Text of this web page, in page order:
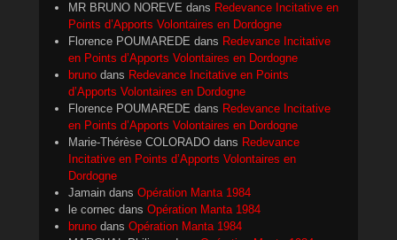
MR BRUNO NOREVE dans Redevance Incitative en
Points d’Apports Volontaires en Dordogne
Florence POUMAREDE dans Redevance Incitative
en Points d’Apports Volontaires en Dordogne
bruno dans Redevance Incitative en Points
d’Apports Volontaires en Dordogne
Florence POUMAREDE dans Redevance Incitative
en Points d’Apports Volontaires en Dordogne
Marie-Thérèse COLORADO dans Redevance
Incitative en Points d’Apports Volontaires en
Dordogne
Jamain dans Opération Manta 1984
le cornec dans Opération Manta 1984
bruno dans Opération Manta 1984